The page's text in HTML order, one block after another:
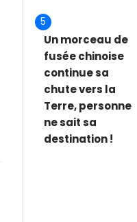
5
Un morceau de
fusée chinoise
continue sa
chute vers la
Terre, personne
ne sait sa
destination !